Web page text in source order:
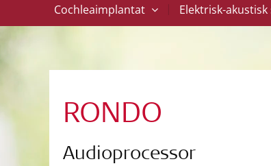
Cochleaimplantat | Elektrisk-
RONDO
Audioprocessor